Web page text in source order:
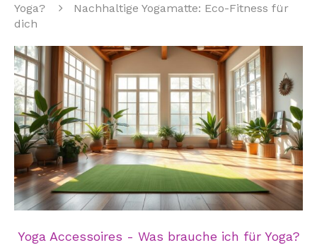
Yoga?
Nachhaltige Yogamatte: Eco-Fitness für
dich
Yoga Accessoires - Was brauche ich für Yoga?